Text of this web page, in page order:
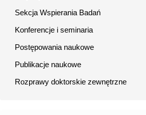
Sekcja Wspierania Badań
Konferencje i seminaria
Postępowania naukowe
Publikacje naukowe
Rozprawy doktorskie zewnętrzne